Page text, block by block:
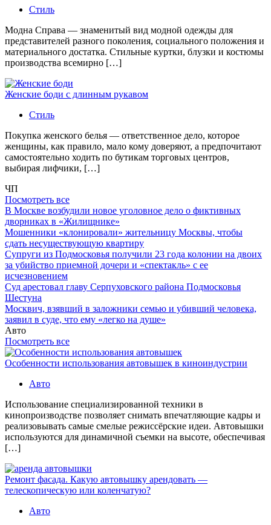
Стиль
Модна Справа — знаменитый вид модной одежды для
представителей разного поколения, социального положения и
материального достатка. Стильные куртки, блузки и костюмы
производства всемирно […]
Женские боди с длинным рукавом
Стиль
Покупка женского белья — ответственное дело, которое
женщины, как правило, мало кому доверяют, а предпочитают
самостоятельно ходить по бутикам торговых центров,
выбирая лифчики, […]
ЧП
Посмотреть все
В Москве возбудили новое уголовное дело о фиктивных
дворниках в «Жилищнике»
Мошенники «клонировали» жительницу Москвы, чтобы
сдать несуществующую квартиру
Супруги из Подмосковья получили 23 года колонии на двоих
за убийство приемной дочери и «спектакль» с ее
исчезновением
Суд арестовал главу Серпуховского района Подмосковья
Шестуна
Москвич, взявший в заложники семью и убивший человека,
заявил в суде, что ему «легко на душе»
Авто
Посмотреть все
Особенности использования автовышек в киноиндустрии
Авто
Использование специализированной техники в
кинопроизводстве позволяет снимать впечатляющие кадры и
реализовывать самые смелые режиссёрские идеи. Автовышки
используются для динамичной съемки на высоте, обеспечивая
[…]
Ремонт фасада. Какую автовышку арендовать —
телескопическую или коленчатую?
Авто